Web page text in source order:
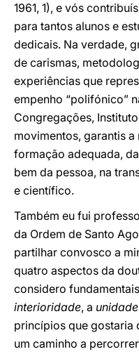
1961, 1), e vós
para tantos alunos e
dedicais. Na verdade,
de carismas,
experiências que
empenho “polifónico”
Congregações,
movimentos, garantis
formação adequada,
bem da pessoa, na
e científico.
Também eu fui
da Ordem de Santo
partilhar convosco a
quatro aspectos da
considero
interioridade, a unidade
princípios que gostaria
um caminho a